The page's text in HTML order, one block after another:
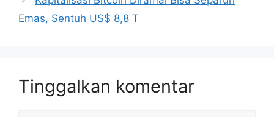
Emas, Sentuh US$ 8,8 T
Tinggalkan komentar